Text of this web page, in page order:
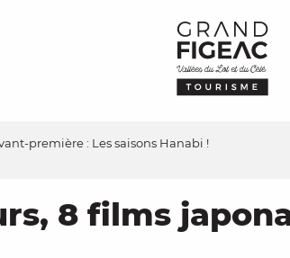
première : Les saisons Hanabi !
8 films